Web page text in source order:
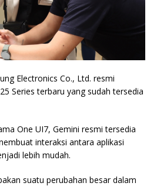
Electronics Co., Ltd. resmi
Series terbaru yang sudah tersedia
One UI7, Gemini resmi tersedia
interaksi antara aplikasi
lebih mudah.
suatu perubahan besar dalam